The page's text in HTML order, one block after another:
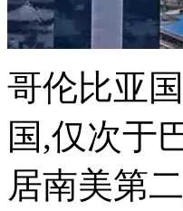
哥伦比亚
国,仅次于
居南美第